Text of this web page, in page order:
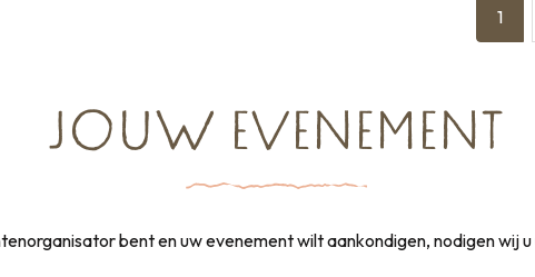
1
JOUW EVENEMENT
bent en uw evenement wilt aankondigen, nodigen wij